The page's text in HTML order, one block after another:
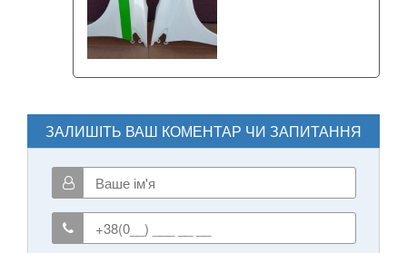
ЗАЛИШІТЬ ВАШ КОМЕНТАР ЧИ ЗАПИТАННЯ